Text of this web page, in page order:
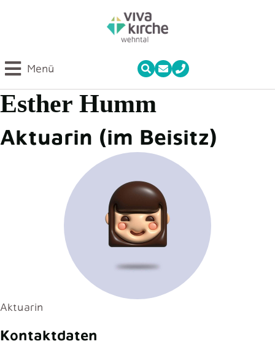
Menü
Esther Humm
Aktuarin (im Beisitz)
Aktuarin
Kontaktdaten